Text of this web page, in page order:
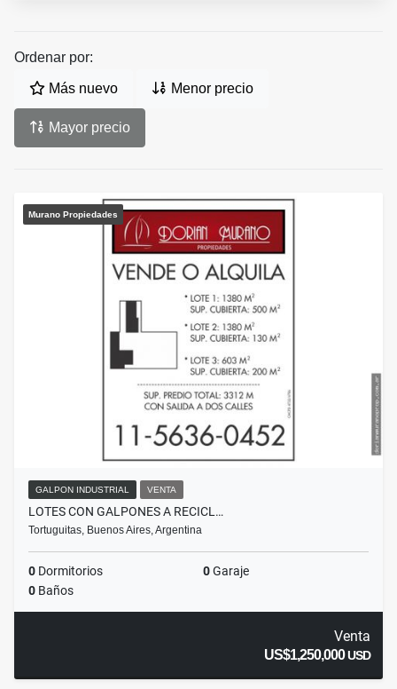
Ordenar por:
Más nuevo Menor precio
Mayor precio
Murano Propiedades
GALPON INDUSTRIAL VENTA
LOTES CON GALPONES A RECICL…
Tortuguitas, Buenos Aires, Argentina
0 Dormitorios 0Garaje
0 Baños
Venta
US$1,250,000USD